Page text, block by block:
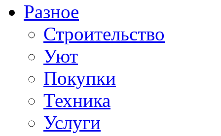
Разное
Строительство
Уют
Покупки
Техника
Услуги